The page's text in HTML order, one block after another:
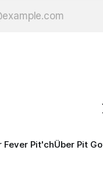
Fever Pit'chÜber Pit